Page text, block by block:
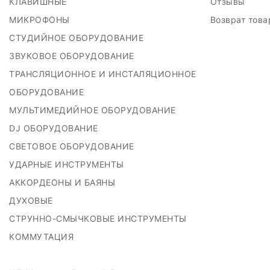
МИКРОФОНЫ
СТУДИЙНОЕ ОБОРУДОВАНИЕ
ЗВУКОВОЕ ОБОРУДОВАНИЕ
ТРАНСЛЯЦИОННОЕ И ИНСТАЛЯЦИОННОЕ
ОБОРУДОВАНИЕ
МУЛЬТИМЕДИЙНОЕ ОБОРУДОВАНИЕ
DJ ОБОРУДОВАНИЕ
СВЕТОВОЕ ОБОРУДОВАНИЕ
УДАРНЫЕ ИНСТРУМЕНТЫ
АККОРДЕОНЫ И БАЯНЫ
ДУХОВЫЕ
СТРУННО-СМЫЧКОВЫЕ ИНСТРУМЕНТЫ
КОММУТАЦИЯ
Возврат